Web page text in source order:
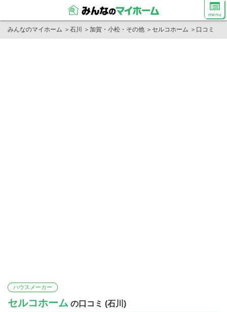
menu
みんなのマイホーム ＞ 石川 ＞ 加賀・小松・その他 ＞ セルコホーム ＞ 口コミ
ハウスメーカー
セルコホーム の口コミ (石川)